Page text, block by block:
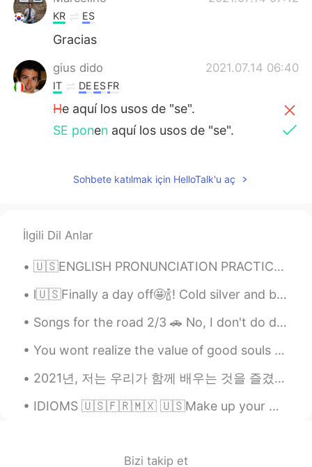
KR ES
Gracias
gius dido 2021.07.14 06:40
IT DE ESFR
He aquí los usos de "se".
SE ponen aquí los usos de "se".
Sohbete katılmak için HelloTalk'u aç
İlgili Dil Anlar
🇺🇸ENGLISH PRONUNCIATION PRACTICE 1)Voice / No voice & 2) Sounds B and V Read 📖, Listen👂🏻 the...
l🇺🇸Finally a day off🤩🍾! Cold silver and blue sea The music of stones rolling under the crashing ...
Songs for the road 2/3 🚗 No, I don't do drugs nor do I get drunk^^. But this is a good song🎶 ...
You wont realize the value of good souls until you lose everything and find yourself keep remindi...
2021년, 저는 우리가 함께 배우는 것을 즐겼으면 좋겠어요. 신축년 새해를 맞이하여 가정애 건강과 웃으미 함께 하시길 기원합니다 🥳🥂🌟! 🇺🇸May we continue...
IDIOMS 🇺🇸🇫🇷🇲🇽 🇺🇸Make up your mind. 🇫🇷Décide(-toi). / Il faut que tu (te) décides. 🇲🇽Decídete. 🇺...
Bizi takip et